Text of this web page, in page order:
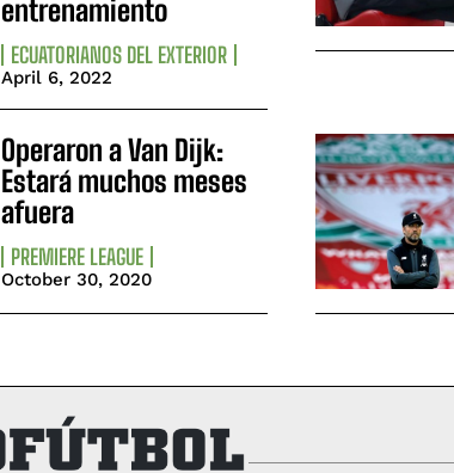
entrenamiento
ECUATORIANOS DEL EXTERIOR
April 6, 2022
Operaron a Van Dijk:
Estará muchos meses
afuera
PREMIERE LEAGUE
October 30, 2020